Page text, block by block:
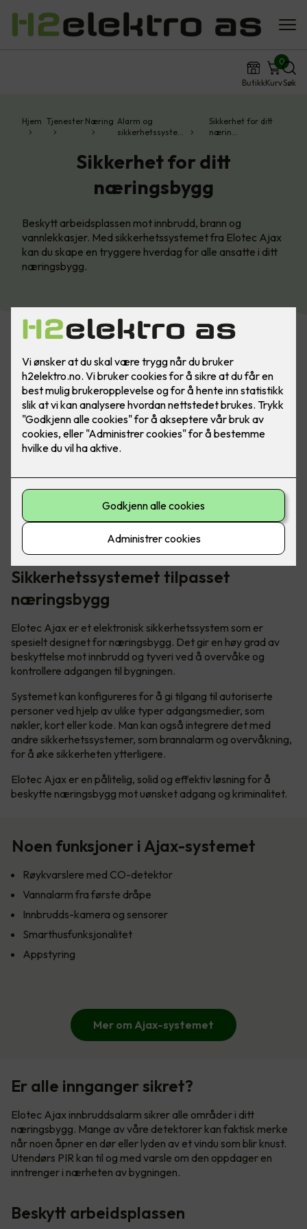
ButikkKurv
0
Søk
Hjem Tjenester Næring Alarm og
sikkerhetssyste…
Sikkerhet for ditt
nærin…
Sikkerhet for ditt
næringsbygg
Beskytt arbeidsplassen mot innbrudd, brann og
vannlekkasjer. Med sikkerhetssystemet fra Elotec Ajax
kan du skape en tryggere hverdag for alle ansatte i ditt
næringsbygg.
Elotec Ajax-systemet inneholder blant annet brannalarm,
vannalarm, innbruddsalarm, kameraovervåking og
Sikkerhetssystemet tilpasset
næringsbygg
Elotec Ajax er et elektronisk sikkerhetssystem som er
spesielt designet for næringsbygg. Det gir en høy grad av
beskyttelse mot innbrudd og tyveri ved å overvåke og
kontrollere adgangen til bygningen.
Systemet kan konfigureres for å gi tilgang til autoriserte
personer ved hjelp av ulike typer adgangsmedier, som
nøkler, kort eller kode. Man kan også integrere det med
andre sikkerhetssystemer, som brannalarm og overvåkning,
for å øke sikkerheten ytterligere.
Elotec Ajax er en pålitelig, solid og effektiv løsning for å
beskytte næringsbygg mot uønsket adgang og kriminalitet.
Noen funksjoner i Ajax-systemet
Røykvarslere med CO-detektor
Vannalarm fra første dråpe
Innbrudds-kamera og sensorer
Smarthusfunksjonalitet
Appstyring
Mer om Ajax-systemet
Er alle innganger sikret?
Elotec Ajax innbruddsalarm sikrer alle områder i ditt
næringsbygg. Mange av våre detektorer kan faktisk merke
når noen åpner en dør eller lyden av et vindu som blir knust.
Utendørs PIR kan til og med varsle om den oppdager en
inntrenger i nærheten av bygningen.
Beskytt arbeidsplassen